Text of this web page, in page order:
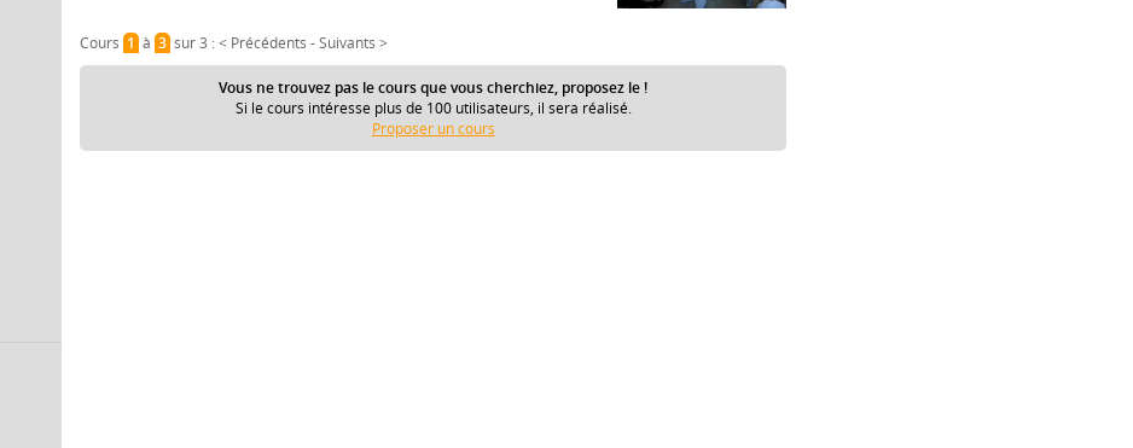
Cours 1à 3sur 3 :< Précédents -Suivants >
Vous ne trouvez pas le cours que vous cherchiez, proposez le !
Si le cours intéresse plus de 100 utilisateurs, il sera réalisé.
Proposer un cours